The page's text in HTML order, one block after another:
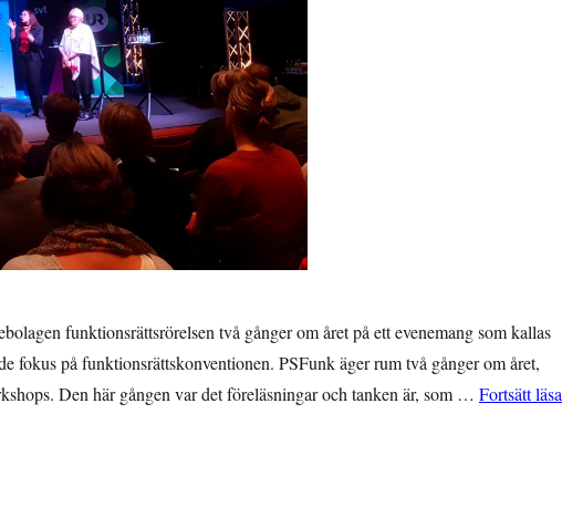
funktionsrättsrörelsen två gånger om året på ett evenemang som kallas
fokus på funktionsrättskonventionen. PSFunk äger rum två gånger om året,
Den här gången var det föreläsningar och tanken är, som … Fortsätt läsa